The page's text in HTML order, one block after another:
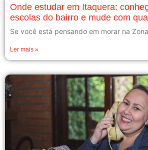
Onde estudar em Itaquera:
escolas do bairro e mude com
Se você está pensando em morar na
Ler mais »